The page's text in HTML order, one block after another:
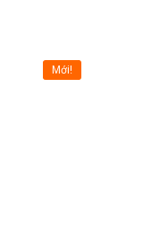
Mới!